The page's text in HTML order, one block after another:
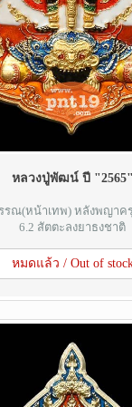
หลวงปู่พัฒน์ ปี "2565"
รณ(หน้าเทพ) หลังพญาค
6.2 สัตตะลงยาธงชาติ
หมดแล้ว / Out of